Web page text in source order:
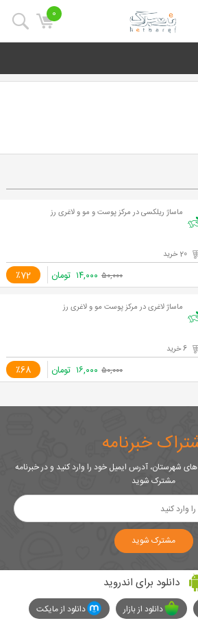
0
ماساژ ریلکسی در مرکز پوست و مو و لاغری رز
٪72 ۵۰,۰۰۰ ۱۴,۰۰۰ تومان
ماساژ لاغری در مرکز پوست مو و لاغری رز
٪68 ۵۰,۰۰۰ ۱۶,۰۰۰ تومان
خبرنامه
شهرستان، آدرس ایمیل خود را وارد کنید و در خبرنامه
مشترک شوید
مشترک شوید
دانلود برای اندروید
دانلود از بازار دانلود از مایکت